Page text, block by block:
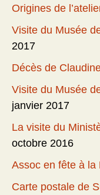
Origines de
Visite du Musée
2017
Décès de
Visite du Musée
janvier 2017
La visite du
octobre 2016
Assoc en fête à la
Carte postale de